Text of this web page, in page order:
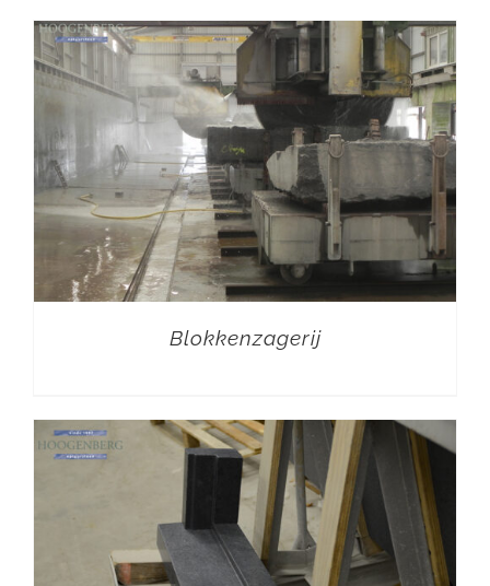
Blokkenzagerij